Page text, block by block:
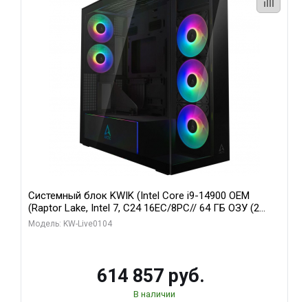
Системный блок KWIK (Intel Core i9-14900 OEM
(Raptor Lake, Intel 7, C24 16EC/8PC// 64 ГБ ОЗУ (2
модуля)/ Afox RTX4090 24GB GDDR6X 384-Bit 3xDP
Модель: KW-Live0104
614 857 руб.
В наличии